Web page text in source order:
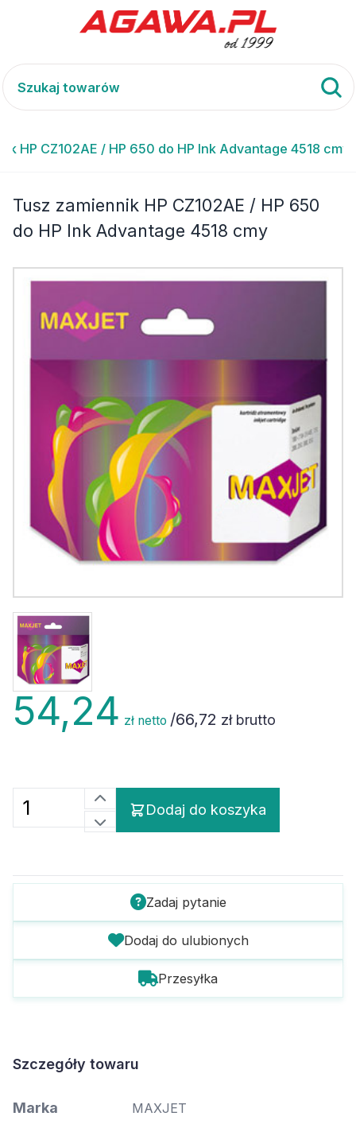
HP CZ102AE / HP 650 do HP Ink Advantage 4518 cmy
Tusz zamiennik HP CZ102AE / HP 650
do HP Ink Advantage 4518 cmy
54,24 zł netto /66,72 zł brutto
Dodaj do koszyka
Zadaj pytanie
Dodaj do ulubionych
Przesyłka
Szczegóły towaru
Marka MAXJET